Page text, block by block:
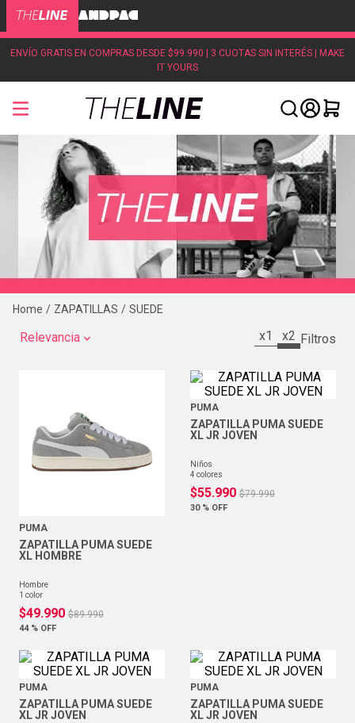
ENVÍO GRATIS EN COMPRAS DESDE $99.990 | 3 CUOTAS SIN INTERÉS | MAKE
IT YOURS
ZAPATILLAS SUEDE
Relevancia x1 x2
PUMA
ZAPATILLA PUMA SUEDE
XL HOMBRE
hombre
1 color
$49.990 $89.990
44 % OFF
PUMA
ZAPATILLA PUMA SUEDE
XL JR JOVEN
niños
4 colores
$55.990 $79.990
30 % OFF
PUMA
ZAPATILLA PUMA SUEDE
XL JR JOVEN
PUMA
ZAPATILLA PUMA SUEDE
XL JR JOVEN